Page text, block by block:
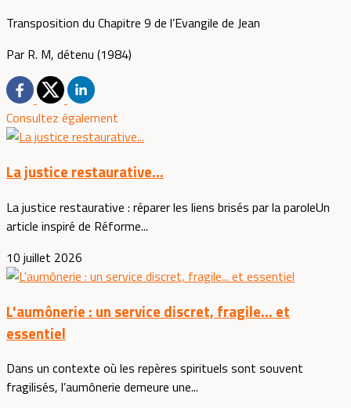
Transposition du Chapitre 9 de l’Evangile de Jean
Par R. M, détenu (1984)
Consultez également
La justice restaurative...
La justice restaurative : réparer les liens brisés par la paroleUn
article inspiré de Réforme...
10 juillet 2026
L'aumônerie : un service discret, fragile... et
essentiel
Dans un contexte où les repères spirituels sont souvent
fragilisés, l’aumônerie demeure une...